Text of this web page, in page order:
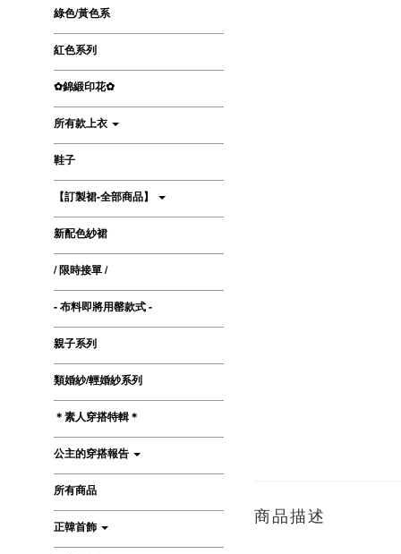
綠色/黃色系
紅色系列
✿錦緞印花✿
所有款上衣
鞋子
【訂製裙-全部商品】
新配色紗裙
/ 限時接單 /
- 布料即將用罄款式 -
親子系列
類婚紗/輕婚紗系列
＊素人穿搭特輯＊
公主的穿搭報告
所有商品
正韓首飾
商品描述